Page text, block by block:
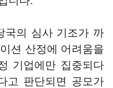
국의 심사 기조가 까
션 산정에 어려움을
기업에만 집중되다
고 판단되면 공모가